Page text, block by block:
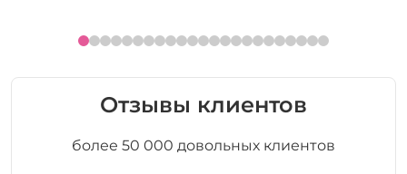
Отзывы клиентов
более 50 000 довольных клиентов